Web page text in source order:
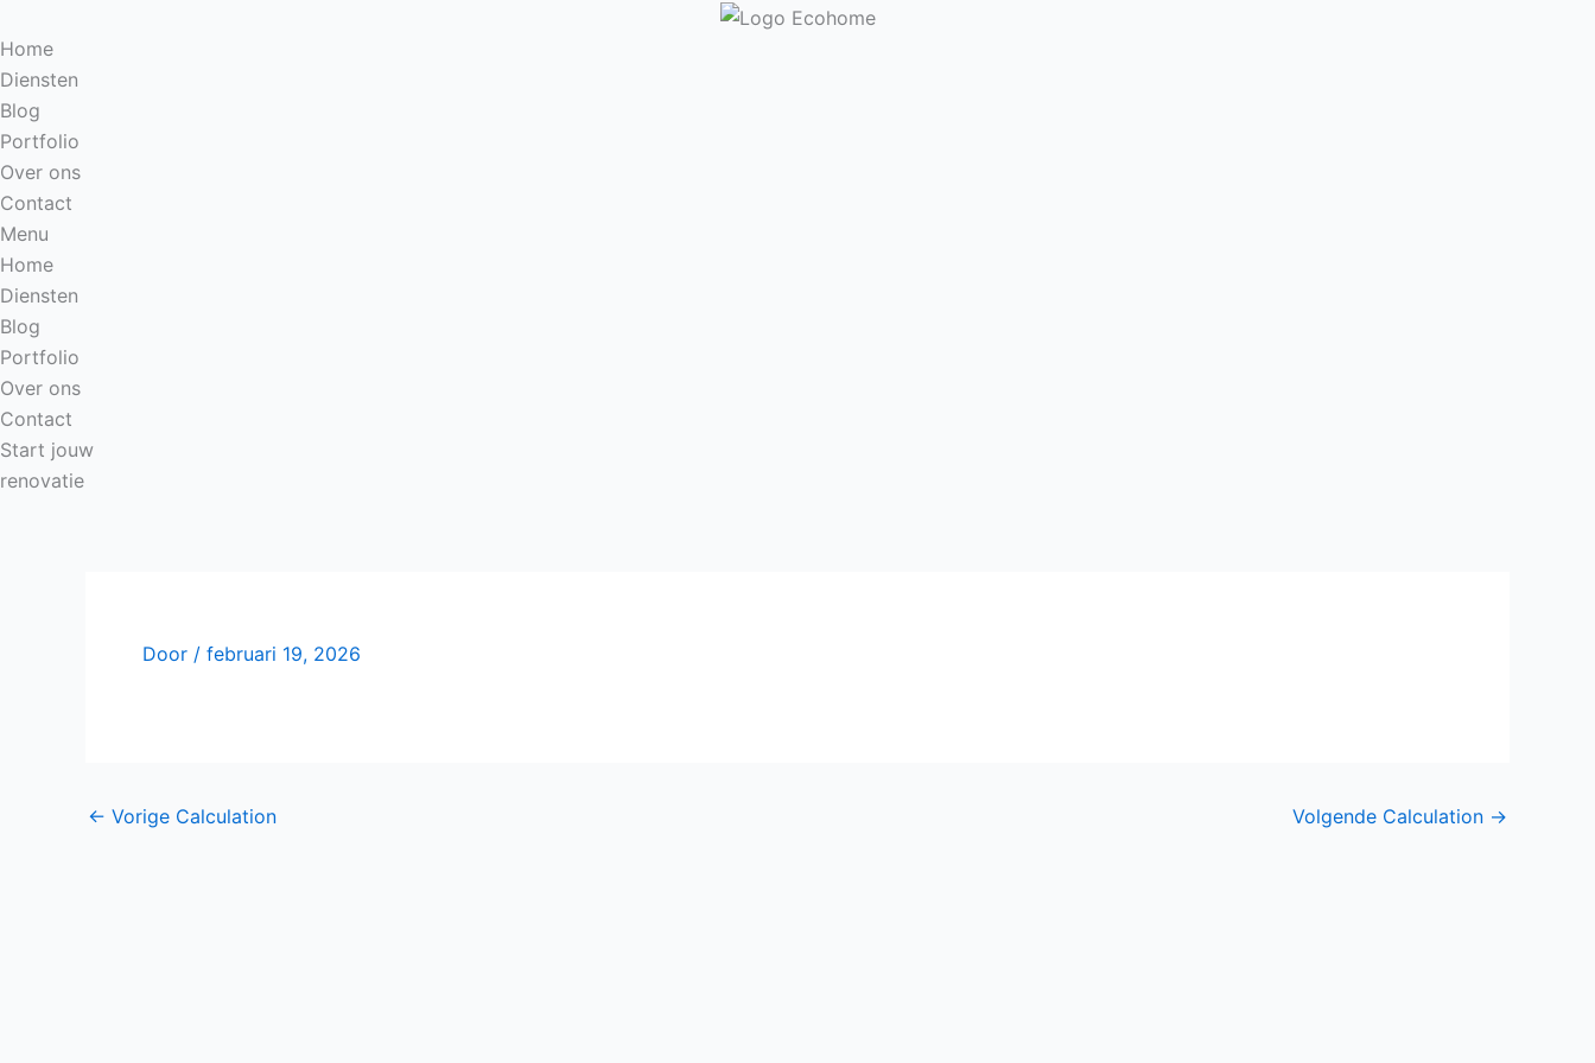
naar
de
inhoud
Home
Diensten
Blog
Portfolio
Over ons
Contact
Menu
Home
Diensten
Blog
Portfolio
Over ons
Contact
Start jouw
renovatie
Door / februari 19, 2026
← Vorige Calculation Volgende Calculation →